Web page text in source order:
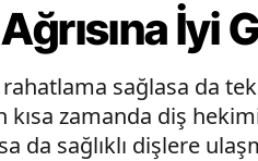
İyi
sağlasa da
zamanda diş
da sağlıklı dişlere